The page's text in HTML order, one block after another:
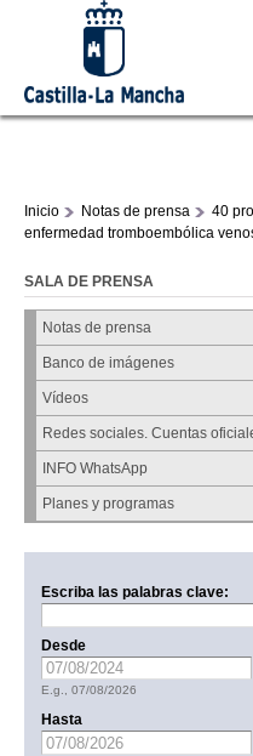
Inicio Notas de prensa
40
enfermedad tromboembólica
SALA DE PRENSA
Notas de prensa
Banco de imágenes
Vídeos
Redes sociales. Cuentas
INFO WhatsApp
Planes y programas
Escriba las palabras clave:
Desde
Date
E.g., 07/08/2026
Hasta
Date